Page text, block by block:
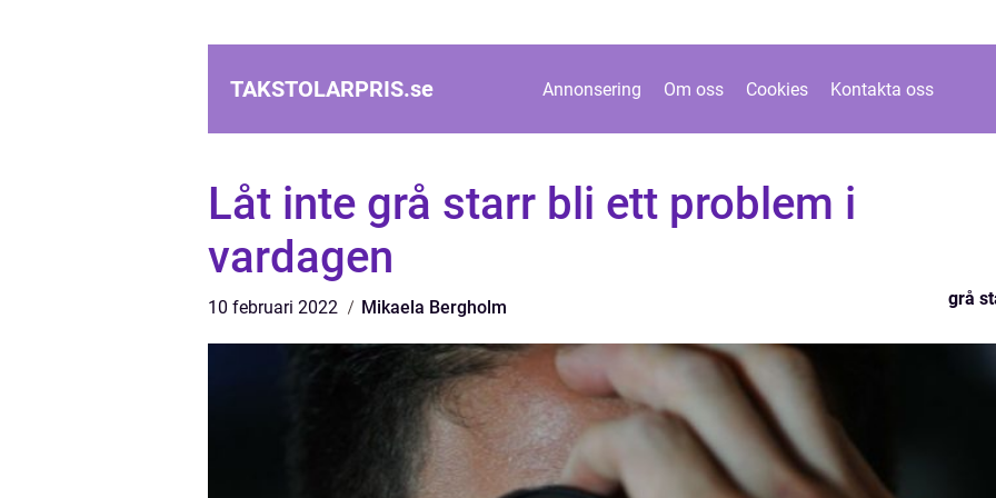
TAKSTOLARPRIS.se Annonsering Om oss Cookies Kontakta oss
Låt inte grå starr bli ett problem i
vardagen
10 februari 2022 Mikaela Bergholm grå